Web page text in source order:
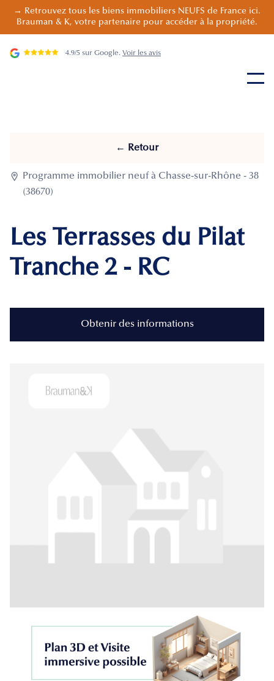
→ Retrouvez tous les biens immobiliers NEUFS de France ici.
Brauman & K, votre partenaire pour accéder à la propriété.
4.9/5 sur Google. Voir les avis
← Retour

Programme immobilier neuf à Chasse-sur-Rhône - 38
(38670)
Les Terrasses du Pilat
Tranche 2 - RC
Obtenir des informations